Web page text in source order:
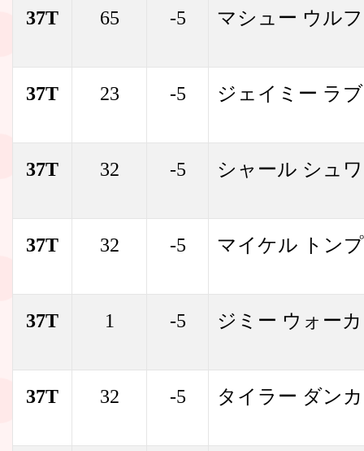
37T 65 -5 マシュー ウルフ
37T 23 -5 ジェイミー ラ
37T 32 -5 シャール シュ
37T 32 -5 マイケル トン
37T 1 -5 ジミー ウォー
37T 32 -5 タイラー ダン